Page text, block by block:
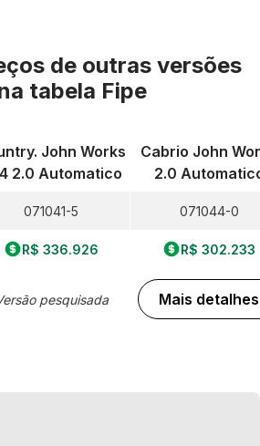
de outras versões
tabela Fipe
John Works
2.0 Automatico
071041-5
R$ 336.926
pesquisada
Cabrio John
2.0
071044-0
R$ 302.233
Mais detalhes